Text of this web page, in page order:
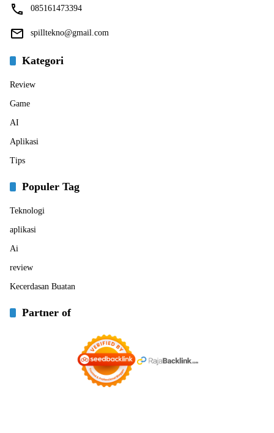
085161473394
spilltekno@gmail.com
Kategori
Review
Game
AI
Aplikasi
Tips
Populer Tag
Teknologi
aplikasi
Ai
review
Kecerdasan Buatan
Partner of